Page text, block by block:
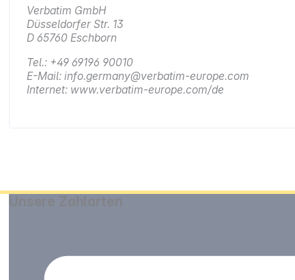
Verbatim GmbH
Düsseldorfer Str. 13
D 65760 Eschborn
Tel.: +49 69196 90010
E-Mail: info.germany@verbatim-europe.com
Internet: www.verbatim-europe.com/de